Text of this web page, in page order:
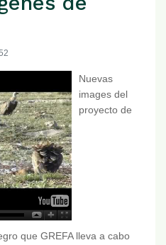
Nuevas
images del
proyecto de
que GREFA lleva a cabo